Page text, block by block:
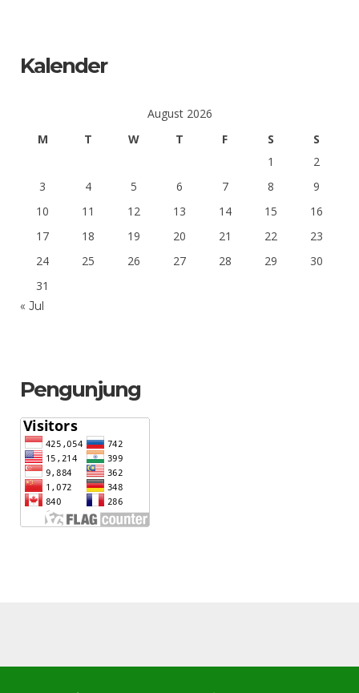
Kalender
August 2026
M
T W T F S
S
1
2
3
4 5 6 7 8
9
10
11 12 13 14 15
16
17
18 19 20 21 22
23
24
25 26 27 28 29
30
31
« Jul
Pengunjung